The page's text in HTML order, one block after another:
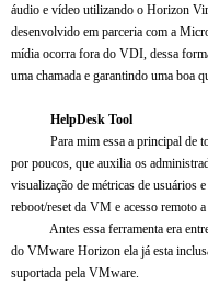
áudio e vídeo utilizando o Horizon
desenvolvido em parceria com a
mídia ocorra fora do VDI, dessa
uma chamada e garantindo uma boa
HelpDesk Tool
Para mim essa a principal de
por poucos, que auxilia os
visualização de métricas de usuários
reboot/reset da VM e acesso remoto
Antes essa ferramenta era
do VMware Horizon ela já esta
suportada pela VMware.